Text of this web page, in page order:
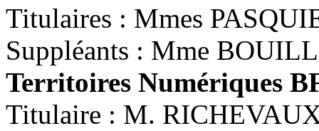
Titulaires : Mmes
Suppléants : Mme
Territoires Numériques
Titulaire : M.